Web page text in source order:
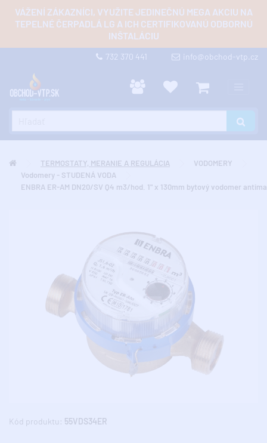
VÁŽENÍ ZÁKAZNÍCI, VYUŽITE JEDINEČNÚ MEGA AKCIU NA
TEPELNÉ ČERPADLÁ LG A ICH CERTIFIKOVANÚ ODBORNÚ
INŠTALÁCIU
732 370 441 info@obchod-vtp.cz
TERMOSTATY, MERANIE A REGULÁCIA
VODOMERY
Vodomery - STUDENÁ VODA
ENBRA ER-AM DN20/SV Q4 m3/hod. 1" x 130mm bytový vodomer
Kód produktu: 55VDS34ER